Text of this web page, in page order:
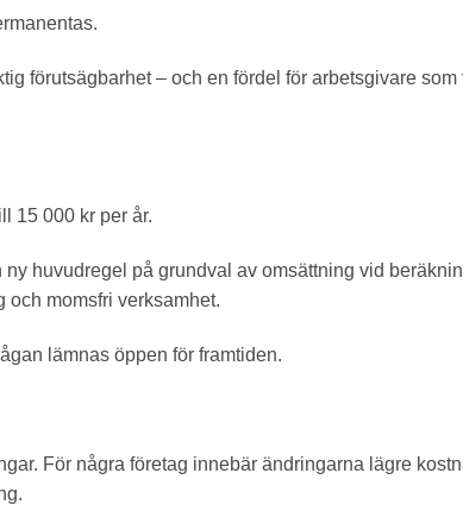
förutsägbarhet – och en fördel för arbetsgivare som
15 000 kr per år.
huvudregel på grundval av omsättning vid
och momsfri verksamhet.
lämnas öppen för framtiden.
För några företag innebär ändringarna lägre